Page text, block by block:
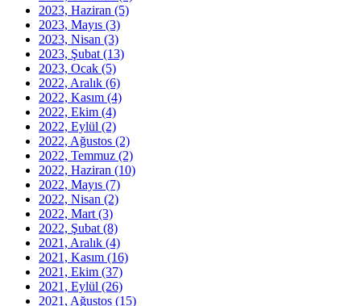
2023, Haziran (5)
2023, Mayıs (3)
2023, Nisan (3)
2023, Şubat (13)
2023, Ocak (5)
2022, Aralık (6)
2022, Kasım (4)
2022, Ekim (4)
2022, Eylül (2)
2022, Ağustos (2)
2022, Temmuz (2)
2022, Haziran (10)
2022, Mayıs (7)
2022, Nisan (2)
2022, Mart (3)
2022, Şubat (8)
2021, Aralık (4)
2021, Kasım (16)
2021, Ekim (37)
2021, Eylül (26)
2021, Ağustos (15)